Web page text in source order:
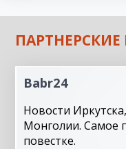
Babr24
Новости
Монголии. Самое
повестке.